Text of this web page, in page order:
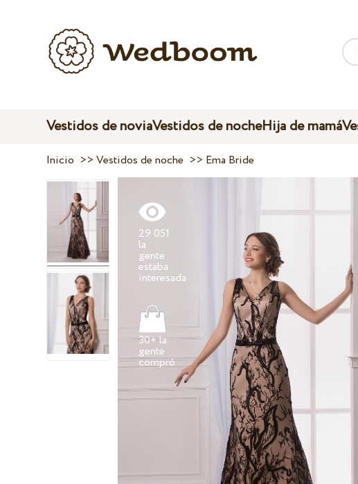
Vestidos de noviaVestidos de nocheHija de mamá
Inicio >>Vestidos de noche >> Ema Bride
29 051
la
gente
estaba
30+ la
gente